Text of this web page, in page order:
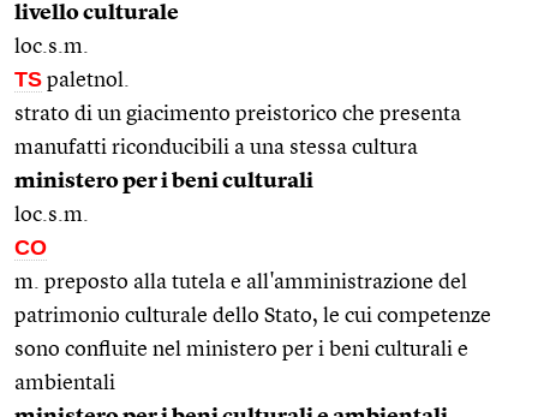
livello culturale
loc.s.m.
TS paletnol.
strato di un giacimento preistorico che presenta
manufatti riconducibili a una stessa cultura
ministero per i beni culturali
loc.s.m.
CO
m. preposto alla tutela e all'amministrazione del
patrimonio culturale dello Stato, le cui competenze
sono confluite nel ministero per i beni culturali e
ambientali